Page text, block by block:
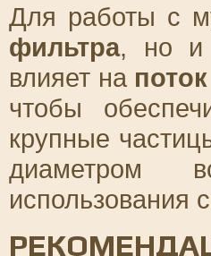
Для работы с
фильтра, но и
влияет на поток
чтобы
крупные
диаметром
использования